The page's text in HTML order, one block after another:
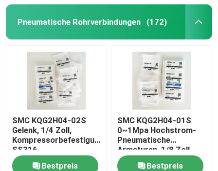
Pneumatische Rohrverbindungen (172)
SMC KQG2H04-02S
Gelenk, 1/4 Zoll,
Kompressorbefestigungen,
SS316
Bestpreis
SMC KQG2H04-01S
0~1Mpa Hochstrom-
Pneumatische
Armaturen, 1/8 Zoll
Bestpreis